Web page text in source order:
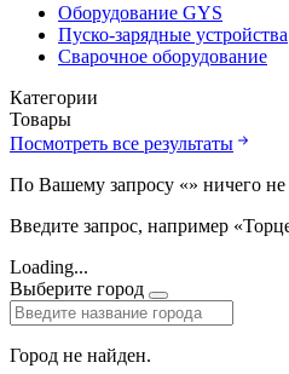
Оборудование GYS
Пуско-зарядные устройства
Сварочное оборудование
Категории
Товары
Посмотреть все результаты
По Вашему запросу «» ничего
Введите запрос, например
Loading...
Выберите город
Город не найден.